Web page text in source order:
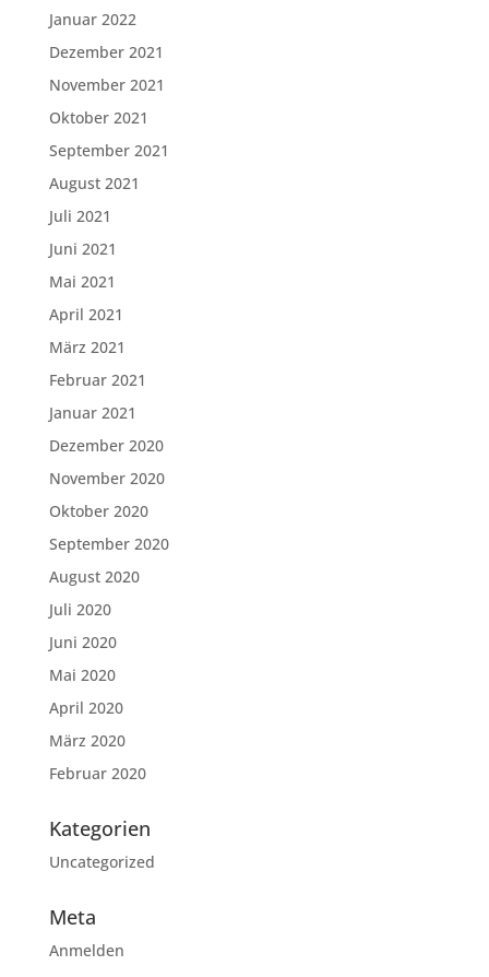
Januar 2022
Dezember 2021
November 2021
Oktober 2021
September 2021
August 2021
Juli 2021
Juni 2021
Mai 2021
April 2021
März 2021
Februar 2021
Januar 2021
Dezember 2020
November 2020
Oktober 2020
September 2020
August 2020
Juli 2020
Juni 2020
Mai 2020
April 2020
März 2020
Februar 2020
Kategorien
Uncategorized
Meta
Anmelden